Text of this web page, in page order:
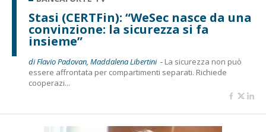
Stasi (CERTFin): “WeSec nasce da una
convinzione: la sicurezza si fa
insieme”
di Flavio Padovan, Maddalena Libertini - La sicurezza non può
essere affrontata per compartimenti separati. Richiede
cooperazi...